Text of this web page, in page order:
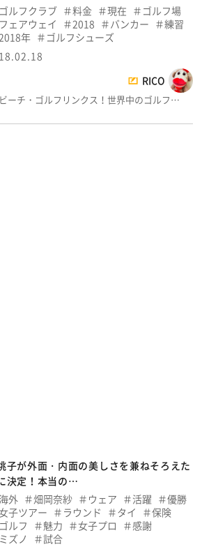
ゴルフクラブ
料金 現在
ゴルフ場
フェアウェイ
2018 バンカー
練習
年
ゴルフシューズ
RICO
ーチ・ゴルフリンクス！世界中のゴルフ…
子が外面・内面の美しさを兼ねそろえた
決定！本当の…
海外
畑岡奈紗 ウェア 活躍
優勝
子ツアー
ラウンド タイ
保険
ゴルフ
魅力 女子プロ
感謝
ミズノ
試合